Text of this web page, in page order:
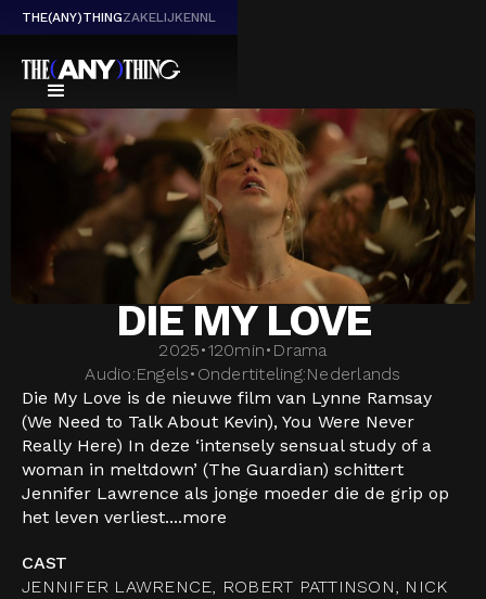
THE(ANY)THINGZAKELIJKENNL
DIE MY LOVE
2025•120min• Drama
Audio:Engels• Ondertiteling:Nederlands
Die My Love is de nieuwe film van Lynne Ramsay
(We Need to Talk About Kevin), You Were Never
Really Here) In deze ‘intensely sensual study of a
woman in meltdown’ (The Guardian) schittert
Jennifer Lawrence als jonge moeder die de grip op
het leven verliest....more
CAST
JENNIFER LAWRENCE, ROBERT PATTINSON, NICK